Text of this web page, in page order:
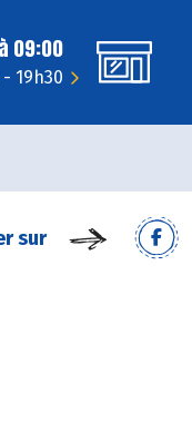
09:00
19h30
sur